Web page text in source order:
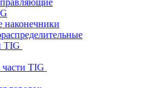
наконечники
TIG
TIG